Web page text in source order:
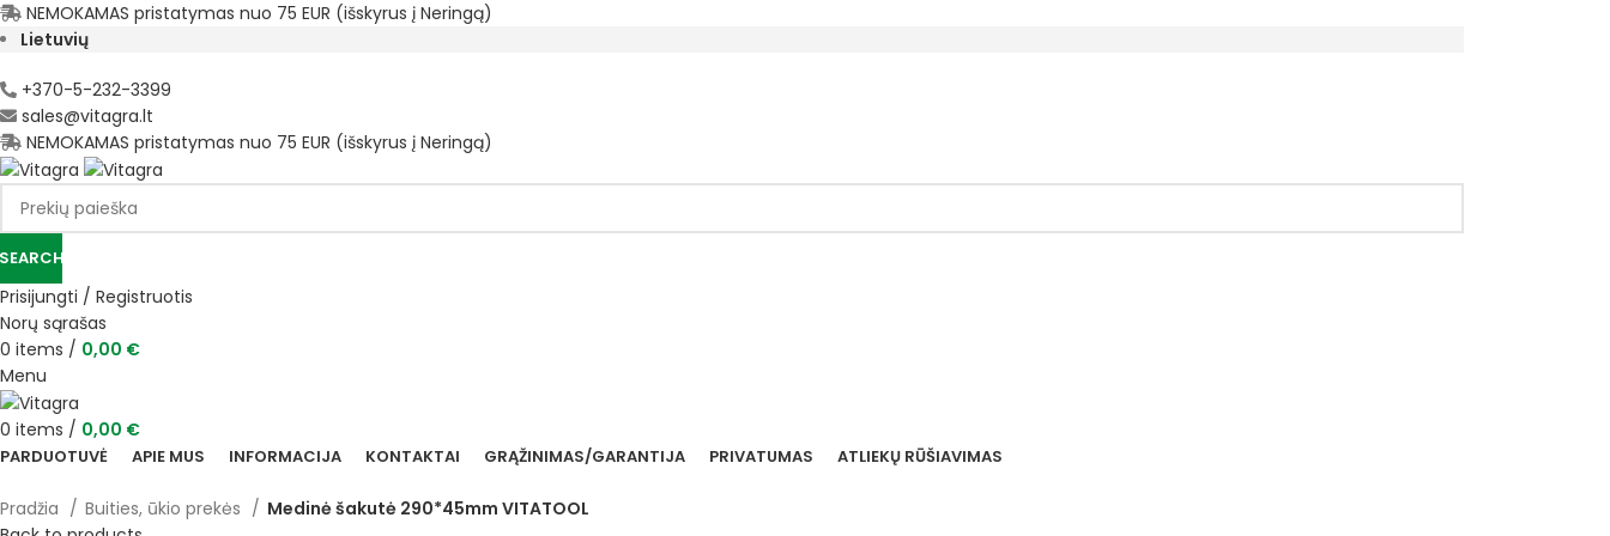
NEMOKAMAS pristatymas nuo 75 EUR (išskyrus į Neringą)
Lietuvių
+370-5-232-3399
sales@vitagra.lt
NEMOKAMAS pristatymas nuo 75 EUR (išskyrus į Neringą)
Prisijungti / Registruotis
Norų sąrašas
0 items / 0,00 €
Menu
0 items / 0,00 €
PARDUOTUVĖ APIE MUS INFORMACIJA KONTAKTAI GRĄŽINIMAS/GARANTIJA PRIVATUMAS ATLIEKŲ RŪŠIAVIMAS
Pradžia Buities, ūkio prekės
Medinė šakutė 290*45mm VITATOOL